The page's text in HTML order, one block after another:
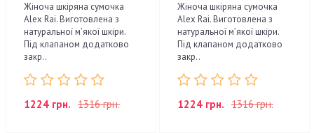
Жіноча шкіряна сумочка
Alex Rai. Виготовлена з
натуральної м’якої шкіри.
Під клапаном додатково
закр..
1224 грн. 1316 грн.
Жіноча шкіряна сумочка
Alex Rai. Виготовлена з
натуральної м’якої шкіри.
Під клапаном додатково
закр..
1224 грн. 1316 грн.